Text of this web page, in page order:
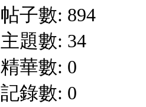
帖子數: 894
主題數: 34
精華數: 0
記錄數: 0